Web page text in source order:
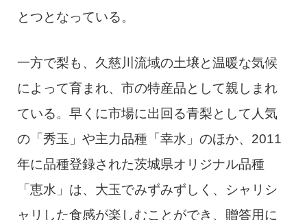
とつとなっている。
一方で梨も、久慈川流域の土壌と温暖な気候
によって育まれ、市の特産品として親しまれ
ている。早くに市場に出回る青梨として人気
の「秀玉」や主力品種「幸水」のほか、2011
年に品種登録された茨城県オリジナル品種
「恵水」は、大玉でみずみずしく、シャリシ
ャリした食感が楽しむことができ、贈答用に